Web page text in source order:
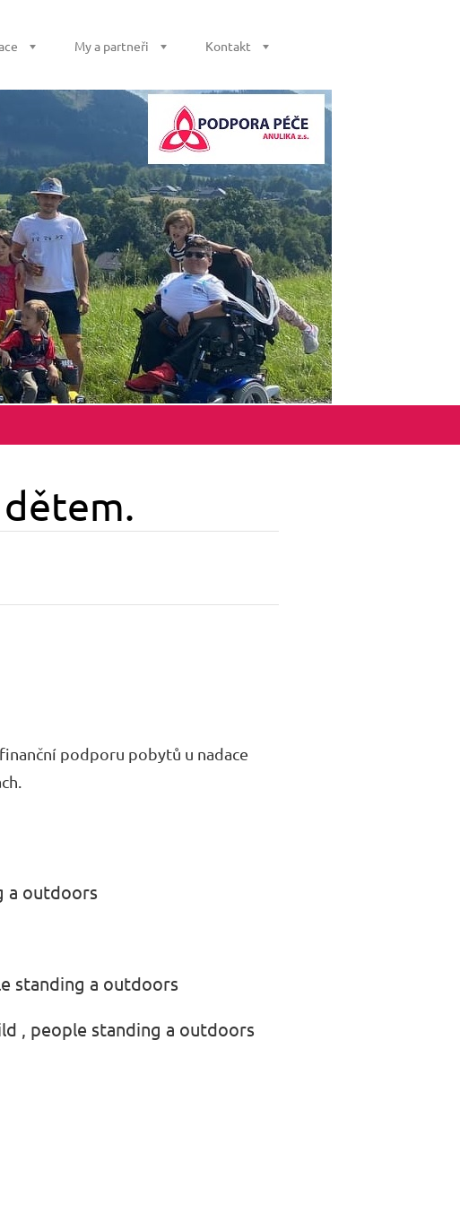
My a partneři Kontakt
podporu pobytů u nadace